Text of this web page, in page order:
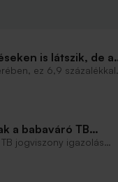
is látszik, de a
ez 6,9 százalékkal
a Központi
kapott volna a
a babaváró TB
jogviszony igazolás
bankoknál a folyamatot.